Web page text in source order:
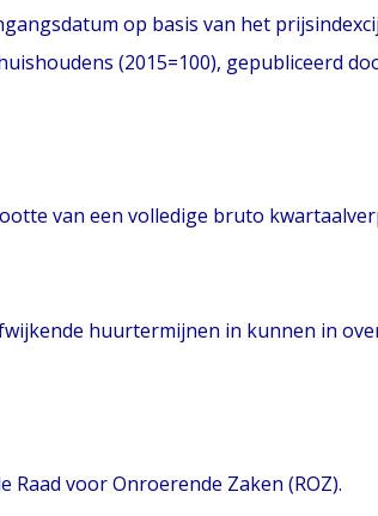
op basis van het
(2015=100), gepubliceerd
van een volledige bruto
huurtermijnen in kunnen in
Raad voor Onroerende Zaken (ROZ).